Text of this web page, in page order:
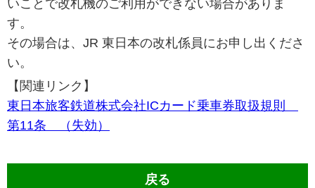
いことで改札機のご利用ができない場合がありま
す。
その場合は、JR 東日本の改札係員にお申し出くださ
い。
【関連リンク】
東日本旅客鉄道株式会社ICカード乗車券取扱規則
第11条 （失効）
戻る